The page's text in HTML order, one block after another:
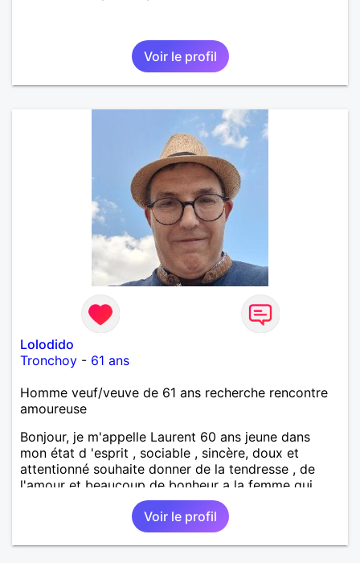
Voir le profil
Lolodido
Tronchoy - 61 ans
Homme veuf/veuve de 61 ans recherche rencontre
amoureuse
Bonjour, je m'appelle Laurent 60 ans jeune dans
mon état d 'esprit , sociable , sincère, doux et
attentionné souhaite donner de la tendresse , de
l'amour et beaucoup de bonheur a la femme qui
souhaitera partager ma vie . Bientôt en retraite a la
fin de l 'année et libre de toute contrainte. Digne de
confiance à la femme qui voudras m 'en accorder
en toute sincérité. Pour le reste venez me découvrir
Voir le profil